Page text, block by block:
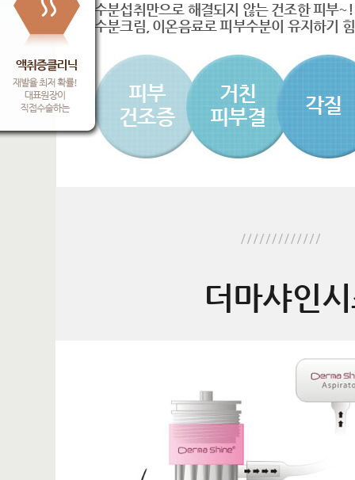
수분섭취만으로 해결되지 않는 건조한 피부
수분크림, 이온음료로 피부수분이 유지하기
피부
건조증
거친
피부결
각질
더마샤인